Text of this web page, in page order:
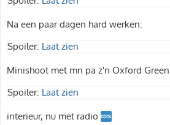
Na een paar dagen hard werken:
Spoiler: Laat zien
Minishoot met mn pa z'n Oxford
Spoiler: Laat zien
interieur, nu met radio